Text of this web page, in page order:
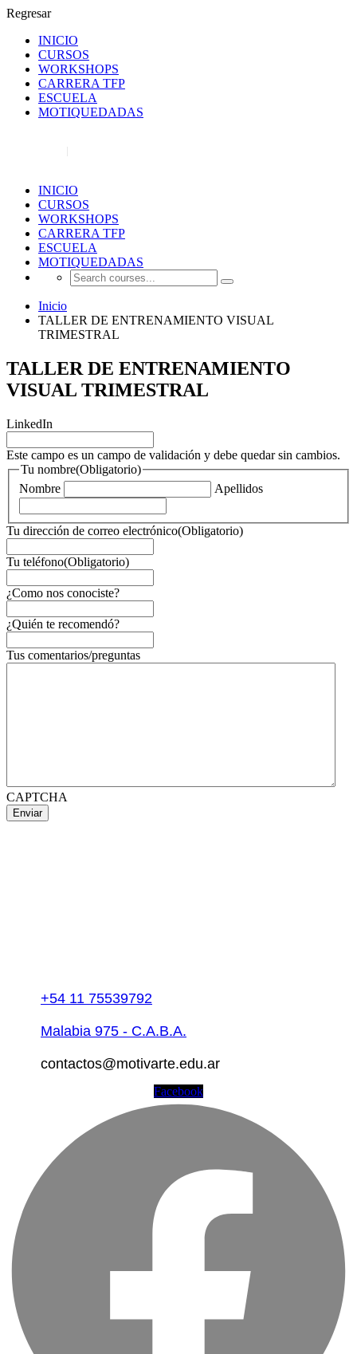
Regresar
INICIO
CURSOS
WORKSHOPS
CARRERA TFP
ESCUELA
MOTIQUEDADAS
INICIO
CURSOS
WORKSHOPS
CARRERA TFP
ESCUELA
MOTIQUEDADAS
Inicio
TALLER DE ENTRENAMIENTO VISUAL
TRIMESTRAL
TALLER DE ENTRENAMIENTO
VISUAL TRIMESTRAL
LinkedIn
Este campo es un campo de validación y debe quedar sin cambios.
Tu nombre(Obligatorio)
Nombre
Apellidos
Tu dirección de correo electrónico(Obligatorio)
Tu teléfono(Obligatorio)
¿Como nos conociste?
¿Quién te recomendó?
Tus comentarios/preguntas
CAPTCHA
+54 11 75539792
Malabia 975 - C.A.B.A.
contactos@motivarte.edu.ar
Facebook